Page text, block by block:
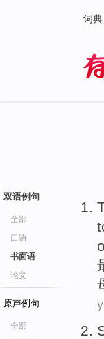
词典
双语例句
全部
口语
书面语
论文
原声例句
全部